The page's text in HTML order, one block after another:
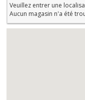
Veuillez entrer une
Aucun magasin n'a été